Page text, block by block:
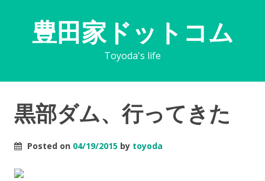
豊田家ドットコム
Toyoda's life
黒部ダム、行ってきた
Posted on 04/19/2015 by toyoda